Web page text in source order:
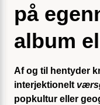
på
album
Af og til hentyder
interjektionelt
popkultur eller